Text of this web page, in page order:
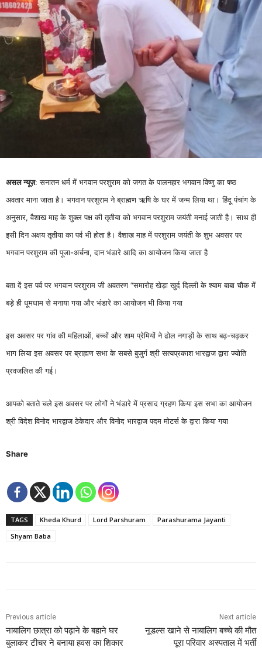
असल न्यूज़: सनातन धर्म में भगवान परशुराम को जगत के पालनहार भगवान विष्णु का षष्ठ
अवतार माना जाता है। भगवान परशुराम ने ब्राह्मण ऋषि के घर में जन्म लिया था। हिंदू पंचांग के
अनुसार, वैशाख माह के शुक्ल पक्ष की तृतीया को भगवान परशुराम जयंती मनाई जाती है। साथ ही
इसी दिन अक्षय तृतीया का पर्व भी होता है। वैशाख माह में परशुराम जयंती के शुभ अवसर पर
भगवान परशुराम की पूजा-अर्चना, दान भंडारे आदि का आयोजन किया जाता है
बता दें इस पर्व पर भगवान परशुराम जी अवतरण “समारोह खेड़ा खुर्द दिल्ली के श्याम बाबा चौक में
बड़े ही धूमधाम से मनाया गया और भंडारे का आयोजन भी किया गया
इस अवसर पर गांव की महिलाओं, बच्चों और शाम प्रेमियों ने ढोल नगाड़ों के साथ बढ़-चढ़कर
भाग लिया इस अवसर पर ब्राह्मण सभा के सबसे बुजुर्ग श्री सत्यप्रकाश भारद्वाज द्वारा ज्योति
प्रवजलित की गई।
आपको बताते चले इस अवसर पर लोगों ने भंडारे में प्रसाद ग्रहण किया इस सभा का आयोजन
श्री विदेश विनोद भारद्वाज ठेकेदार और विनोद भारद्वाज पदम मोटर्स के द्वारा किया गया
Share
TAGS Kheda Khurd Lord Parshuram
Parashurama Jayanti
Shyam Baba
Previous article
नाबालिग छात्रा को पढ़ाने के बहाने घर
बुलाकर टीचर ने बनाया हवस का शिकार
Next article
नूडल्स खाने से नाबालिग बच्चे की मौत
पूरा परिवार अस्पताल में भर्ती